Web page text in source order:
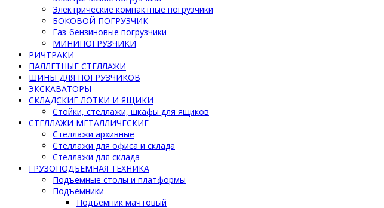
Электрические компактные погрузчики
БОКОВОЙ ПОГРУЗЧИК
Газ-бензиновые погрузчики
МИНИПОГРУЗЧИКИ
РИЧТРАКИ
ПАЛЛЕТНЫЕ СТЕЛЛАЖИ
ШИНЫ ДЛЯ ПОГРУЗЧИКОВ
ЭКСКАВАТОРЫ
СКЛАДСКИЕ ЛОТКИ И ЯЩИКИ
Стойки, стеллажи, шкафы для ящиков
СТЕЛЛАЖИ МЕТАЛЛИЧЕСКИЕ
Стеллажи архивные
Стеллажи для офиса и склада
Стеллажи для склада
ГРУЗОПОДЪЕМНАЯ ТЕХНИКА
Подъемные столы и платформы
Подъёмники
Подъемник мачтовый